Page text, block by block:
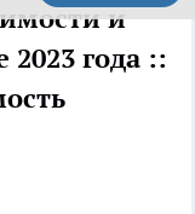
и
года ::